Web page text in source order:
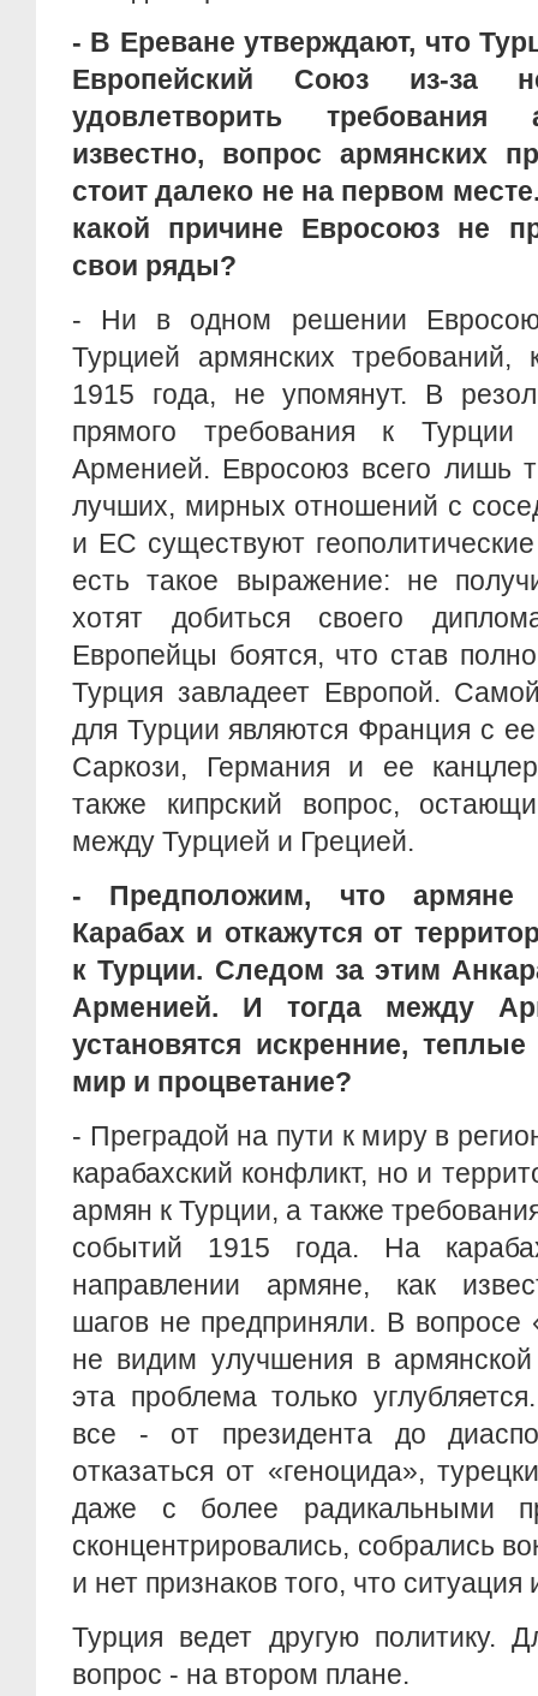
- В Ереване утверждают, что
Европейский Союз из-за
удовлетворить требования
известно, вопрос армянских
стоит далеко не на первом
какой причине Евросоюз не
свои ряды?
- Ни в одном решении
Турцией армянских требований,
1915 года, не упомянут. В
прямого требования к Турции
Арменией. Евросоюз всего лишь
лучших, мирных отношений с
и ЕС существуют
есть такое выражение: не
хотят добиться своего
Европейцы боятся, что став
Турция завладеет Европой.
для Турции являются Франция с
Саркози, Германия и ее
также кипрский вопрос,
между Турцией и Грецией.
- Предположим, что армяне
Карабах и откажутся от
к Турции. Следом за этим
Арменией. И тогда между
установятся искренние,
мир и процветание?
- Преградой на пути к миру в
карабахский конфликт, но и
армян к Турции, а также
событий 1915 года. На
направлении армяне, как
шагов не предприняли. В вопросе
не видим улучшения в
эта проблема только
все - от президента до
отказаться от «геноцида»,
даже с более радикальными
сконцентрировались, собрались
и нет признаков того, что ситуация
Турция ведет другую политику.
вопрос - на втором плане.